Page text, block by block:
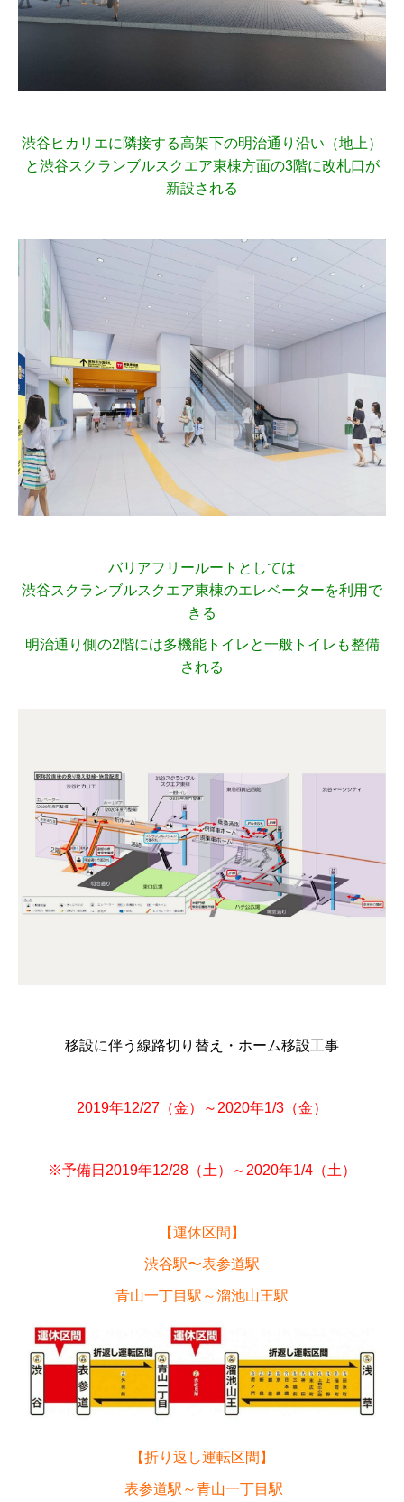
渋谷ヒカリエに隣接する高架下の明治通り沿い（地上）
と渋谷スクランブルスクエア東棟方面の3階に改札口が
新設される
バリアフリールートとしては
渋谷スクランブルスクエア東棟のエレベーターを利用で
きる
明治通り側の2階には多機能トイレと一般トイレも整備
される
移設に伴う線路切り替え・ホーム移設工事
2019年12/27（金）～2020年1/3（金）
※予備日2019年12/28（土）～2020年1/4（土）
【運休区間】
渋谷駅〜表参道駅
青山一丁目駅～溜池山王駅
【折り返し運転区間】
表参道駅～青山一丁目駅